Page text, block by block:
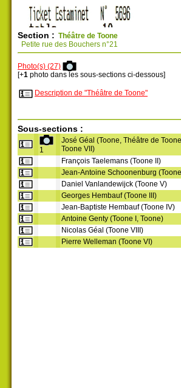
Section : Théâtre de Toone
Petite rue des Bouchers n°21
Photo(s) (27)
[+1 photo dans les sous-sections ci-dessous]
Description de "Théâtre de Toone"
Sous-sections :
1
José Géal (Toone, Théâtre de Toone,
Toone VII)
François Taelemans (Toone II)
Jean-Antoine Schoonenburg
Daniel Vanlandewijck (Toone V)
Georges Hembauf (Toone III)
Jean-Baptiste Hembauf (Toone IV)
Antoine Genty (Toone I, Toone)
Nicolas Géal (Toone VIII)
Pierre Welleman (Toone VI)